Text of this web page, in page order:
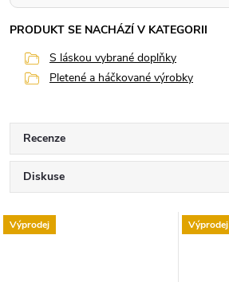
PRODUKT SE NACHÁZÍ V KATEGORII
S láskou vybrané doplňky
Pletené a háčkované výrobky
Recenze
Diskuse
Výprodej Výprodej